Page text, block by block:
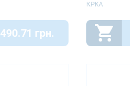
490.71 грн.
КРКА